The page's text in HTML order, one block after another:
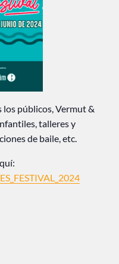
los públicos, Vermut &
talleres y
de baile, etc.